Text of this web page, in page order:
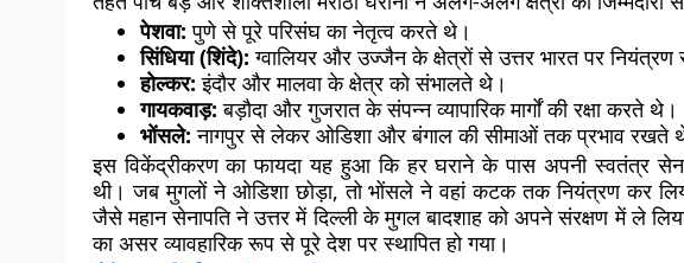
पेशवा: पुणे से पूरे परिसंघ का नेतृत्व करते थे।
सिंधिया (शिंदे): ग्वालियर और उज्जैन के क्षेत्रों से उत्तर भारत पर
होल्कर: इंदौर और मालवा के क्षेत्र को संभालते थे।
गायकवाड़: बड़ौदा और गुजरात के संपन्न व्यापारिक मार्गों की रक्षा करते थे।
भोंसले: नागपुर से लेकर ओडिशा और बंगाल की सीमाओं तक प्रभाव रखते
इस विकेंद्रीकरण का फायदा यह हुआ कि हर घराने के पास अपनी स्वतंत्र
थी। जब मुगलों ने ओडिशा छोड़ा, तो भोंसले ने वहां कटक तक नियंत्रण कर
जैसे महान सेनापति ने उत्तर में दिल्ली के मुगल बादशाह को अपने संरक्षण में ले
का असर व्यावहारिक रूप से पूरे देश पर स्थापित हो गया।